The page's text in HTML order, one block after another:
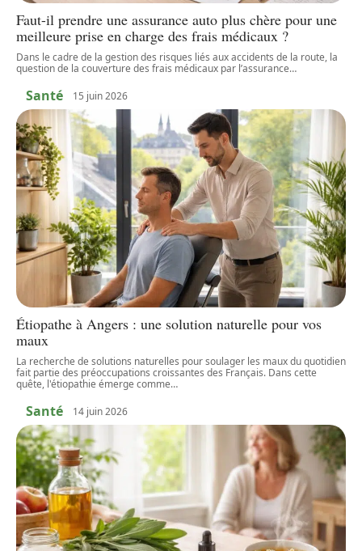
Faut-il prendre une assurance auto plus chère pour une
meilleure prise en charge des frais médicaux ?
Dans le cadre de la gestion des risques liés aux accidents de la route, la
question de la couverture des frais médicaux par l’assurance…
Santé 15 juin 2026
Étiopathe à Angers : une solution naturelle pour vos
maux
La recherche de solutions naturelles pour soulager les maux du quotidien
fait partie des préoccupations croissantes des Français. Dans cette
quête, l'étiopathie émerge comme…
Santé 14 juin 2026